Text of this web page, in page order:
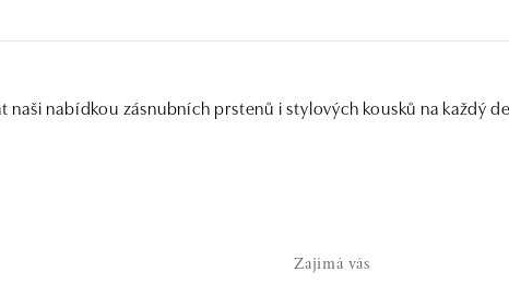
naši nabídkou zásnubních prstenů i stylových kousků na každý
Zajímá vás